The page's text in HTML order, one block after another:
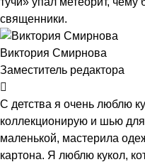
священники.
Виктория Смирнова
Заместитель редактора
С детства я очень люблю
коллекционирую и шью
маленькой, мастерила
картона. Я люблю кукол,